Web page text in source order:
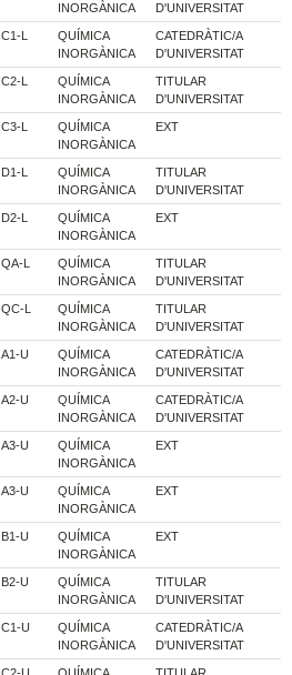
INORGÀNICA
D'UNIVERSITAT
C1-L
QUÍMICA
INORGÀNICA
CATEDRÀTIC/A
D'UNIVERSITAT
C2-L
QUÍMICA
INORGÀNICA
TITULAR
D'UNIVERSITAT
C3-L
QUÍMICA
INORGÀNICA
EXT
D1-L
QUÍMICA
INORGÀNICA
TITULAR
D'UNIVERSITAT
D2-L
QUÍMICA
INORGÀNICA
EXT
QA-L
QUÍMICA
INORGÀNICA
TITULAR
D'UNIVERSITAT
QC-L
QUÍMICA
INORGÀNICA
TITULAR
D'UNIVERSITAT
A1-U
QUÍMICA
INORGÀNICA
CATEDRÀTIC/A
D'UNIVERSITAT
A2-U
QUÍMICA
INORGÀNICA
CATEDRÀTIC/A
D'UNIVERSITAT
A3-U
QUÍMICA
INORGÀNICA
EXT
A3-U
QUÍMICA
INORGÀNICA
EXT
B1-U
QUÍMICA
INORGÀNICA
EXT
B2-U
QUÍMICA
INORGÀNICA
TITULAR
D'UNIVERSITAT
C1-U
QUÍMICA
INORGÀNICA
CATEDRÀTIC/A
D'UNIVERSITAT